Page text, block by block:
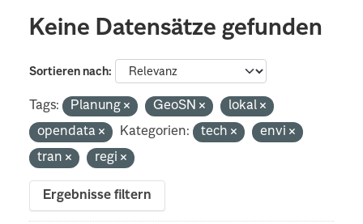
Keine Datensätze gefunden
Sortieren nach
Tags: Planung GeoSN
lokal
opendata
Kategorien: tech
envi
tran
regi
Ergebnisse filtern